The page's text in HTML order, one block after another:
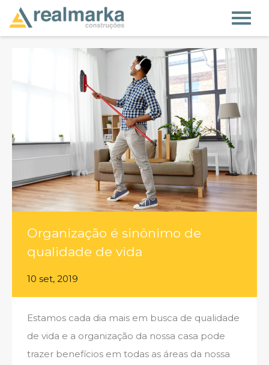
Organização é sinônimo de
qualidade de vida
10 set, 2019
Estamos cada dia mais em busca de qualidade
de vida e a organização da nossa casa pode
trazer benefícios em todas as áreas da nossa